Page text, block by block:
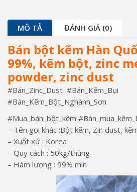
metal,
powder,
zinc
dust
số
lượng
MÔ TẢ ĐÁNH GIÁ (0)
Bán bột kẽm Hàn
99%, kẽm bột, zinc
powder, zinc dust
#Bán_Zinc_Dust #Bán_Kẽm_Bụi
#Bán_Kẽm_Bột_Nghành_Sơn
#Mua_bán_bột_kẽm
– Tên gọi khác :Bột kẽm, Zin dust,
– Xuất xứ : Korea
– Quy cách : 50kg/thùng
– Hàm lượng : 99% min